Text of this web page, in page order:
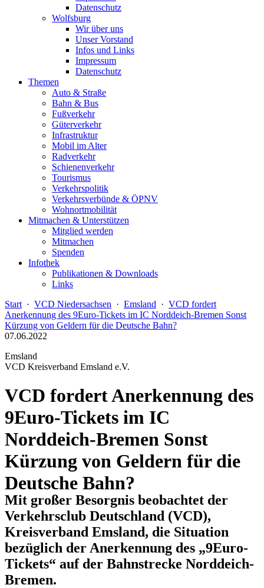
Datenschutz
Wolfsburg
Wir über uns
Unser Vorstand
Infos und Links
Impressum
Datenschutz
Themen
Auto & Straße
Bahn & Bus
Fußverkehr
Güterverkehr
Infrastruktur
Mobil im Alter
Radverkehr
Schienenverkehr
Tourismus
Verkehrspolitik
Verkehrsverbünde & ÖPNV
Wohnortmobilität
Mitmachen & Unterstützen
Mitglied werden
Mitmachen
Spenden
Infothek
Publikationen & Downloads
Links
Start · VCD Niedersachsen · Emsland · VCD fordert
Anerkennung des 9Euro-Tickets im IC Norddeich-Bremen Sonst
Kürzung von Geldern für die Deutsche Bahn?
07.06.2022
Emsland
VCD Kreisverband Emsland e.V.
VCD fordert Anerkennung des
9Euro-Tickets im IC
Norddeich-Bremen Sonst
Kürzung von Geldern für die
Deutsche Bahn?
Mit großer Besorgnis beobachtet der
Verkehrsclub Deutschland (VCD),
Kreisverband Emsland, die Situation
bezüglich der Anerkennung des „9Euro-
Tickets“ auf der Bahnstrecke Norddeich-
Bremen.